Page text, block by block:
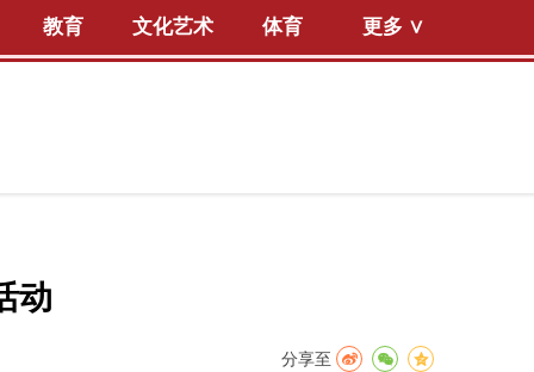
教育 文化艺术 体育 更多 ∨
动
分享至